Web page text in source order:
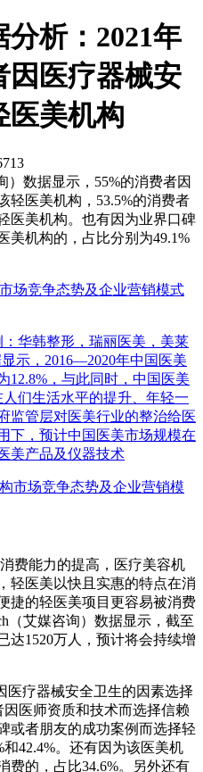
析：2021年
因医疗器械安
医美机构
）数据显示，55%的消费者因
轻医美机构，53.5%的消费者
医美机构。也有因为业界口碑
美机构的，占比分别为49.1%
场竞争态势及企业营销模式
华韩整形，瑞丽医美，美莱
示，2016—2020年中国医美
12.8%，与此同时，中国医美
们生活水平的提升、年轻一
监管层对医美行业的整治给医
下，预计中国医美市场规模在
美产品及仪器技术
能力的提高，医疗美容机
轻医美以快且实惠的特点在消
捷的轻医美项目更容易被消费
（艾媒咨询）数据显示，截至
达1520万人，预计将会持续增
疗器械安全卫生的因素选择
医师资质和技术而选择信赖
或者朋友的成功案例而选择轻
42.4%。还有因为该医美机
费的，占比34.6%。另外还有